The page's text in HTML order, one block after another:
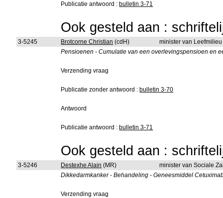
Publicatie antwoord : bulletin 3-71
Ook gesteld aan :
3-5245 Brotcorne Christian (cdH)
minister van
Pensioenen - Cumulatie van een overlevingspensioen en
Verzending vraag
Publicatie zonder antwoord : bulletin 3-70
Antwoord
Publicatie antwoord : bulletin 3-71
Ook gesteld aan :
3-5246 Destexhe Alain (MR)
minister van Sociale
Dikkedarmkanker - Behandeling - Geneesmiddel
Verzending vraag